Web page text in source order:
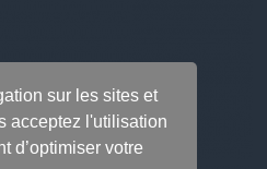
sur les sites et
acceptez l'utilisation
d’optimiser votre